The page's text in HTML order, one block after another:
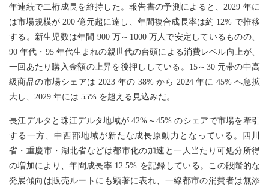
年連続で二桁成長を維持した。報告書の予測によると、2029 年に
は市場規模が 200 億元超に達し、年間複合成長率は約 12% で推移
する。新生児数は年間 900 万～1000 万人で安定しているものの、
90 年代・95 年代生まれの親世代の台頭による消費レベル向上が、
一回あたり購入金額の上昇を後押ししている。15～30 元帯の中高
級商品の市場シェアは 2023 年の 38% から 2024 年に 45% へ急拡
大し、2029 年には 55% を超える見込みだ。
長江デルタと珠江デルタ地域が 42%～45% のシェアで市場を牽引
する一方、中西部地域が新たな成長原動力となっている。四川
省・重慶市・湖北省などは都市化の加速と一人当たり可処分所得
の増加により、年間成長率 12.5% を記録している。この段階的な
発展傾向は販売ルートにも顕著に表れ、一線都市の消費者は無添